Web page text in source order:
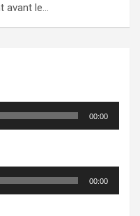
avant le…
00:00
00:00